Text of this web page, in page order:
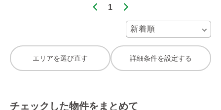
1
エリアを選び直す 詳細条件を設定する
チェックした物件をまとめて